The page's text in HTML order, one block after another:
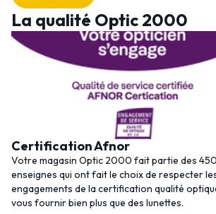
La qualité Optic 2000
Certification Afnor
Votre magasin Optic 2000 fait partie des
enseignes qui ont fait le choix de respecter
engagements de la certification qualité
vous fournir bien plus que des lunettes.